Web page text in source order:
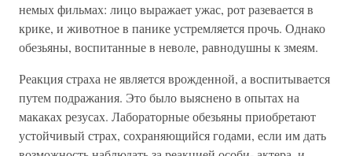
немых фильмах: лицо выражает ужас, рот разевается в
крике, и животное в панике устремляется прочь. Однако
обезьяны, воспитанные в неволе, равнодушны к змеям.
Реакция страха не является врожденной, а воспитывается
путем подражания. Это было выяснено в опытах на
макаках резусах. Лабораторные обезьяны приобретают
устойчивый страх, сохраняющийся годами, если им дать